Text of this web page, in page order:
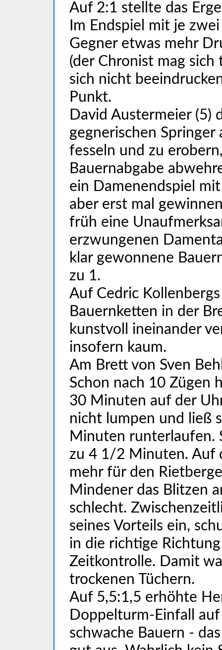
Auf 2:1 stellte das
Im Endspiel mit je
Gegner etwas mehr
(der Chronist mag sich
sich nicht
Punkt.
David Austermeier (5)
gegnerischen
fesseln und zu
Bauernabgabe
ein Damenendspiel
aber erst mal
früh eine
erzwungenen
klar gewonnene
zu 1.
Auf Cedric
Bauernketten in der
kunstvoll ineinander
insofern kaum.
Am Brett von Sven
Schon nach 10 Zügen
30 Minuten auf der
nicht lumpen und ließ
Minuten runterlaufen.
zu 4 1/2 Minuten. Auf
mehr für den
Mindener das Blitzen
schlecht.
seines Vorteils ein,
in die richtige
Zeitkontrolle. Damit
trockenen Tüchern.
Auf 5,5:1,5 erhöhte
Doppelturm-Einfall
schwache Bauern -